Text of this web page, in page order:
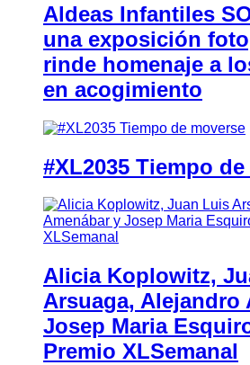
Aldeas Infantiles
una exposición
rinde homenaje a
en acogimiento
#XL2035 Tiempo
Alicia Koplowitz,
Arsuaga, Alejandro
Josep Maria
Premio XLSemanal